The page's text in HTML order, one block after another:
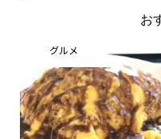
お
グルメ